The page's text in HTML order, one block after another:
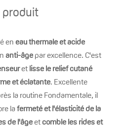
produit
eneau thermale et acide
anti-âgepar excellence. C'est
etlisse le relief cutané
et éclatante. Excellente
la routine Fondamentale, il
lafermeté et l'élasticité de la
de l'âgeetcomble les rides et